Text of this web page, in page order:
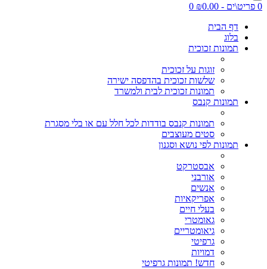
0 פריט\ים - ₪0.00
0
דף הבית
בלוג
תמונות זכוכית
זוגות על זכוכית
שלשות זכוכית בהדפסה ישירה
תמונות זכוכית לבית ולמשרד
תמונות קנבס
תמונות קנבס בודדות לכל חלל עם או בלי מסגרת
סטים מעוצבים
תמונות לפי נושא וסגנון
אבסטרקט
אורבני
אנשים
אפריקאיות
בעלי חיים
גאומטרי
גיאומטריים
גרפיטי
דמויות
חדש! תמונות גרפיטי